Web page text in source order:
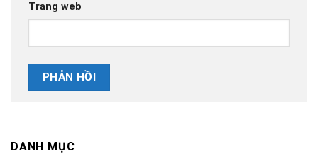
Trang web
DANH MỤC